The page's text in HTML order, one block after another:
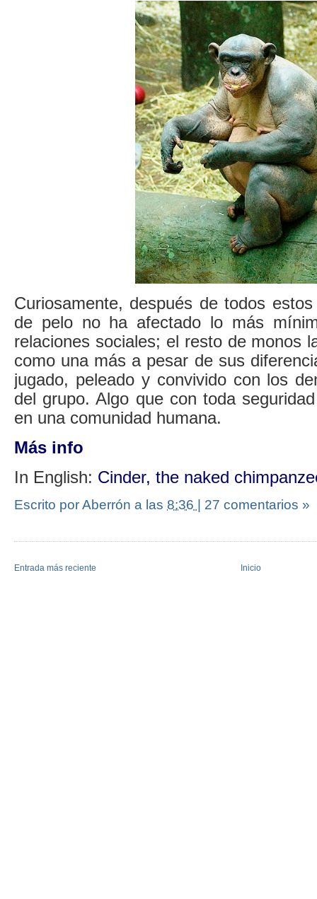
Curiosamente, después de todos
de pelo no ha afectado lo más
relaciones sociales; el resto de monos
como una más a pesar de sus
jugado, peleado y convivido con los
del grupo. Algo que con toda
en una comunidad humana.
Más info
In English: Cinder, the naked
Escrito por Aberrón a las 8:36 | 27 comentarios »
Entrada más reciente Inicio